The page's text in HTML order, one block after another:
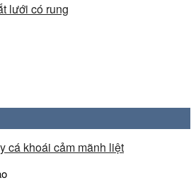
lưới có rung
cá khoái cảm mãnh liệt